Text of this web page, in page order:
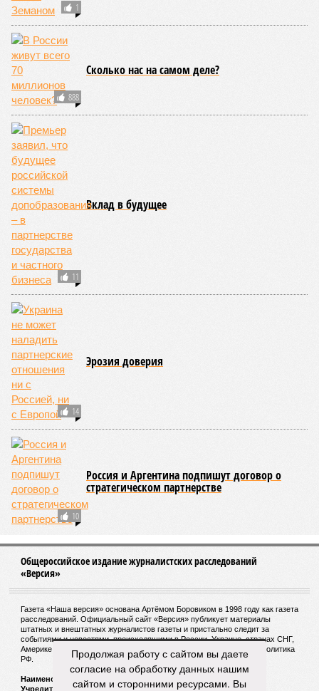
1
888
Сколько нас на самом деле?
11
Вклад в будущее
14
Эрозия доверия
10
Россия и Аргентина подпишут договор о
стратегическом партнерстве
Общероссийское издание журналистских расследований
«Версия»
Газета «Наша версия» основана Артёмом Боровиком в 1998 году как газета
расследований. Официальный сайт «Версия» публикует материалы
штатных и внештатных журналистов газеты и пристально следит за
событиями и новостями, происходящими в России, Украине, странах СНГ,
Америке и других государств, с которыми пересекается внешняя политика
РФ.
Наименование:
Cетевое издание «Версия»
Учредитель:
ООО «Версия»,Главный редактор:Горевой Р. Г.
Продолжая работу с сайтом вы даете
согласие на обработку данных нашим
сайтом и сторонними ресурсами. Вы